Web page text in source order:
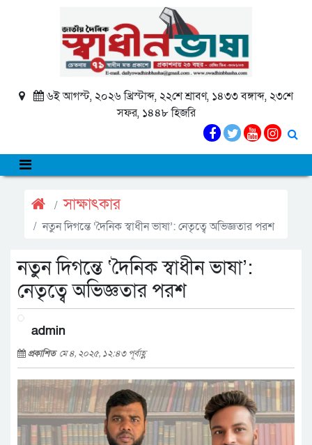
৬ই আগস্ট, ২০২৬ খ্রিস্টাব্দ, ২২শে শ্রাবণ, ১৪৩৩ বঙ্গাব্দ, ২৩শে
সফর, ১৪৪৮ হিজরি
সাক্ষাৎকার
নতুন দিগন্তে ‘দৈনিক স্বাধীন ভাষা’: নেতৃত্বে অভিজ্ঞতার পরশ
নতুন দিগন্তে ‘দৈনিক স্বাধীন ভাষা’:
নেতৃত্বে অভিজ্ঞতার পরশ
admin
প্রকাশিত মে ৪, ২০২৫, ১২:৪৩ পূর্বাহ্ণ